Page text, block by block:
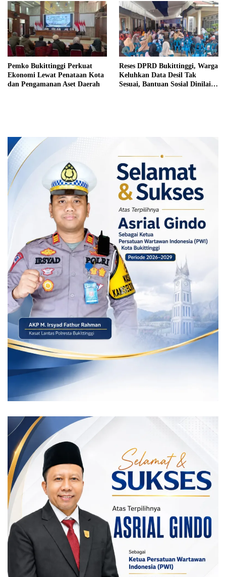
Pemko Bukittinggi Perkuat
Ekonomi Lewat Penataan Kota
dan Pengamanan Aset Daerah
Reses DPRD Bukittinggi, Warga
Keluhkan Data Desil Tak
Sesuai, Bantuan Sosial Dinilai